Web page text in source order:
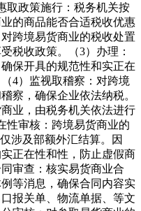
取政策施行：税务机关按
的商品能否合适税收优惠
跨境易货商业的税收处置
税收政策。（3）办理：
保开具的规范性和实正在
4）监视取稽察：对跨境
察，确保企业依法纳税。
业，由税务机关依法进行
性审核：跨境易货商业的
涉及部额外汇结算。因
正在性和性，防止虚假商
审查：核实易货商业合
等消息，确保合同内容实
报关单、物流单据、等文